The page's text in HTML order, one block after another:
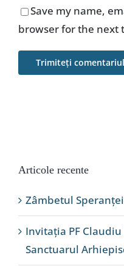
Save my name,
browser for the next
Articole recente
Zâmbetul Speranței
Invitația PF
Sanctuarul